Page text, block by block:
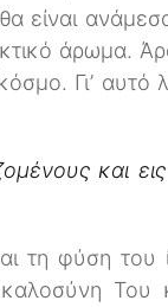
είναι
άρωμα.
Γι’ αυτό
και
τη φύση του
Του